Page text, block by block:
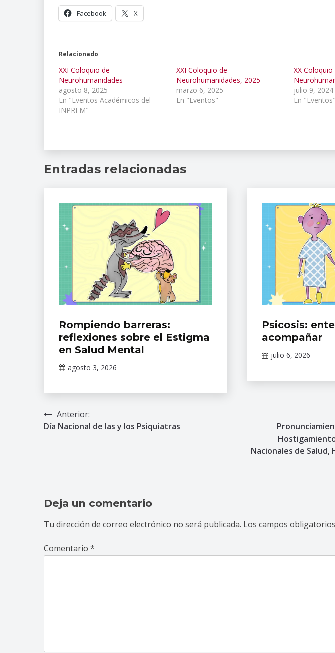
Facebook X
Relacionado
XXI Coloquio de
Neurohumanidades
agosto 8, 2025
En "Eventos Académicos del
INPRFM"
XXI Coloquio de
Neurohumanidades, 2025
marzo 6, 2025
En "Eventos"
XX Coloquio
julio 9, 2024
En "Eventos"
artes,
lunar
lunar,
danza
La
y
lo
sagrado,
neurodanza,
Salud
Sincronicidades
resonancias
Entradas relacionadas
Eventos
Académicos
del INPRFM
Rompiendo barreras:
reflexiones sobre el Estigma
en Salud Mental
agosto 3, 2026
Eventos
Académicos
del INPRFM
⁠Psicosis:
acompañar
julio 6, 2026
Navegación
Anterior:
Día Nacional de las y los Psiquiatras
Nacionales de
Deja un comentario
Tu dirección de correo electrónico no será publicada. Los campos
Comentario *